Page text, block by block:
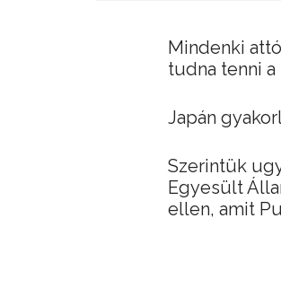
Mindenki
tudna tenni
Japán
Szerintük
Egyesült
ellen, amit